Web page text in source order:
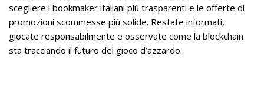
scegliere i bookmaker italiani più trasparenti e le offerte di
promozioni scommesse più solide. Restate informati,
giocate responsabilmente e osservate come la blockchain
sta tracciando il futuro del gioco d’azzardo.